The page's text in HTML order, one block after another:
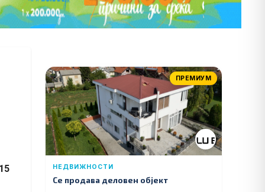
ПРЕМИУМ
НЕДВИЖНОСТИ
Се продава деловен објект